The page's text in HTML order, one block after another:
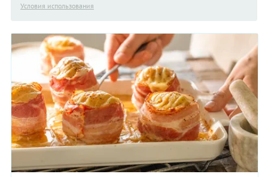
Условия использования